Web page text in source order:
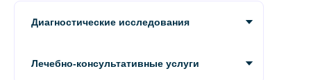
Диагностические исследования
Лечебно-консультативные услуги